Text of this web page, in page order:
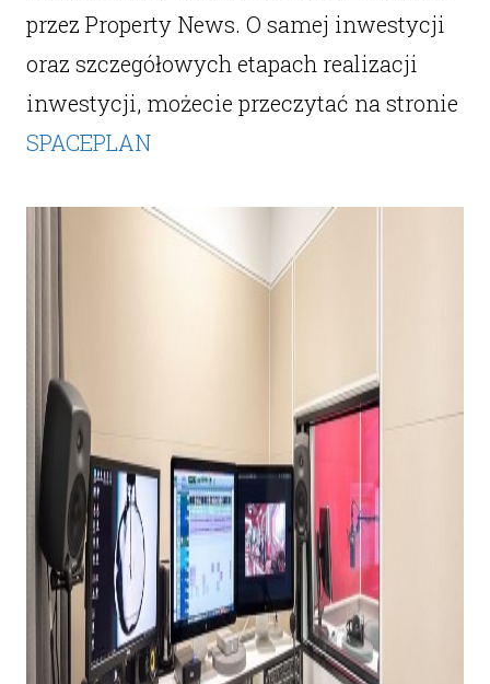
przez Property News. O samej inwestycji
oraz szczegółowych etapach realizacji
inwestycji, możecie przeczytać na stronie
SPACEPLAN